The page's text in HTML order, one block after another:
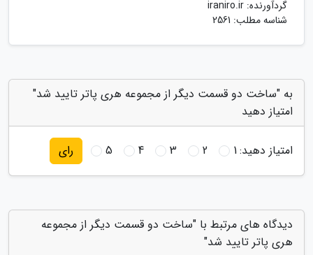
گردآورنده: iraniro.ir
شناسه مطلب: 2561
به "ساخت دو قسمت دیگر از مجموعه هری پاتر تایید شد"
امتیاز دهید
امتیاز دهید:1
2
3
4
5 رای
دیدگاه های مرتبط با "ساخت دو قسمت دیگر از مجموعه
هری پاتر تایید شد"